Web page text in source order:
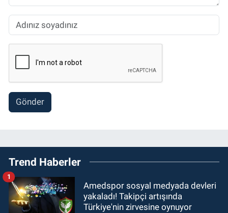
Gönder
Trend Haberler
Amedspor sosyal medyada devleri
yakaladı! Takipçi artışında
Türkiye'nin zirvesine oynuyor
1